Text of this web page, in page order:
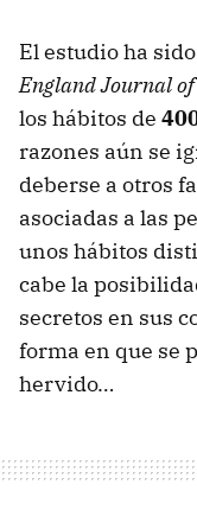
El estudio ha
England Journal
los hábitos de
razones aún se
deberse a otros
asociadas a las
unos hábitos
cabe la
secretos en sus
forma en que se
hervido…